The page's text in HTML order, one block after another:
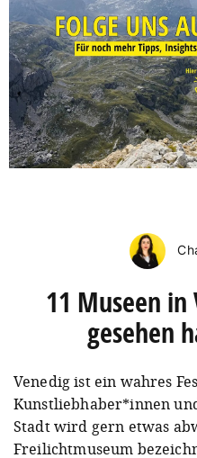
11 Museen
gesehen
Venedig ist ein wahres
Kunstliebhaber*innen
Stadt wird gern etwas
Freilichtmuseum